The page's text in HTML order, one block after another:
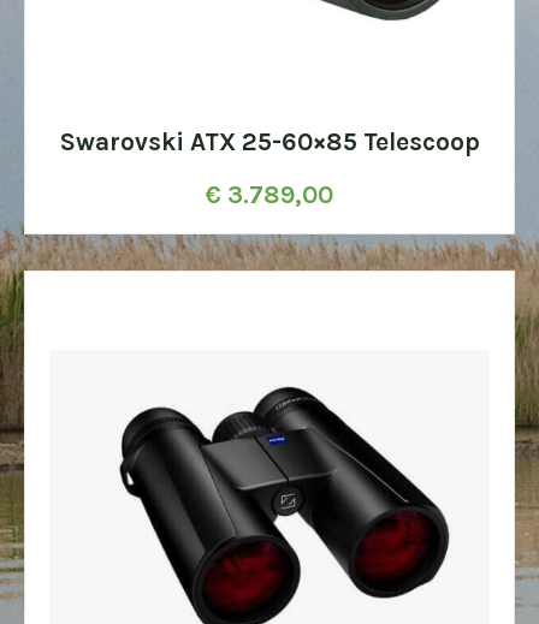
Swarovski ATX 25-60×85 Telescoop
€ 3.789,00